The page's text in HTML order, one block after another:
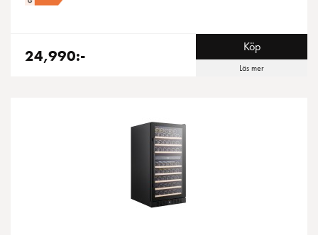
24,990:- Köp
Läs mer